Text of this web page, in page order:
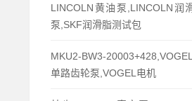
LINCOLN黄油泵,LINCOLN润
泵,SKF润滑脂测试包
MKU2-BW3-
单路齿轮泵,VOGEL电机